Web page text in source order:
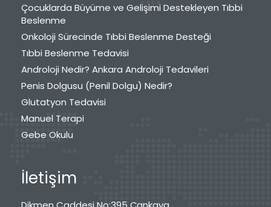
Çocuklarda Büyüme ve Gelişimi Destekleyen Tıbbi
Beslenme
Onkoloji Sürecinde Tıbbi Beslenme Desteği
Tıbbi Beslenme Tedavisi
Androloji Nedir? Ankara Androloji Tedavileri
Penis Dolgusu (Penil Dolgu) Nedir?
Glutatyon Tedavisi
Manuel Terapi
Gebe Okulu
İletişim